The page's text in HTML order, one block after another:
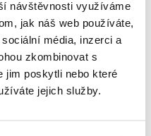
návštěvnosti využíváme
jak náš web používáte,
média, inzerci a
zkombinovat s
jim poskytli nebo které
jejich služby.
stojí síť desítek tisíc lékařů,
a místních odborníků,
nejvíce potřeba. Jsme
klient kdekoli na světě
výhradně lidmi. To
připraveni, vždy v